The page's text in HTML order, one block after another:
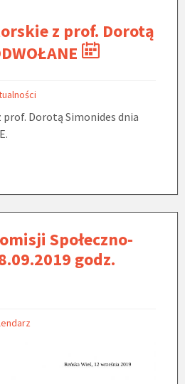
z prof. Dorotą
Dorotą Simonides dnia
Społeczno-
godz.